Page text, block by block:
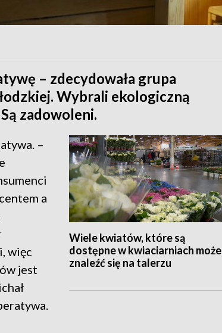
– zdecydowała grupa
Wybrali ekologiczną
zadowoleni.
Wiele kwiatów, które są
dostępne w kwiaciarniach może
znaleźć się na talerzu
–
a
więc
jest